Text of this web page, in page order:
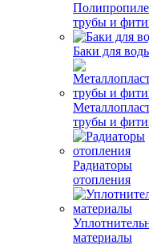
трубы и
Баки для
трубы и
Радиаторы
отопления
материалы